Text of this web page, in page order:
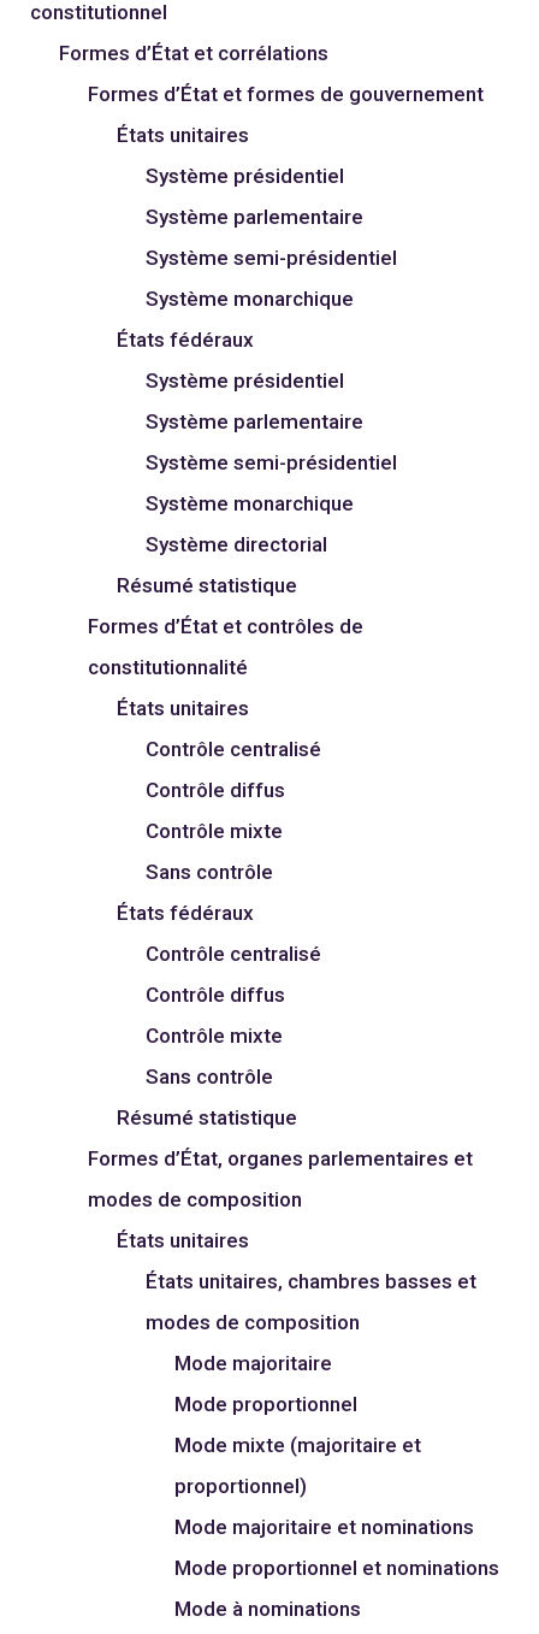
constitutionnel
Formes d’État et corrélations
Formes d’État et formes de gouvernement
États unitaires
Système présidentiel
Système parlementaire
Système semi-présidentiel
Système monarchique
États fédéraux
Système présidentiel
Système parlementaire
Système semi-présidentiel
Système monarchique
Système directorial
Résumé statistique
Formes d’État et contrôles de
constitutionnalité
États unitaires
Contrôle centralisé
Contrôle diffus
Contrôle mixte
Sans contrôle
États fédéraux
Contrôle centralisé
Contrôle diffus
Contrôle mixte
Sans contrôle
Résumé statistique
Formes d’État, organes parlementaires et
modes de composition
États unitaires
États unitaires, chambres basses et
modes de composition
Mode majoritaire
Mode proportionnel
Mode mixte (majoritaire et
proportionnel)
Mode majoritaire et nominations
Mode proportionnel et nominations
Mode à nominations